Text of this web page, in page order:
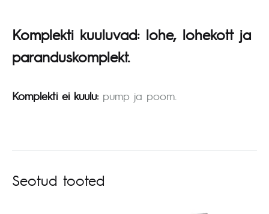
Komplekti kuuluvad: lohe, lohekott ja
paranduskomplekt.
Komplekti ei kuulu:pump ja poom.
Seotud tooted